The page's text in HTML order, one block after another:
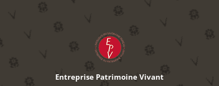
Entreprise Patrimoine Vivant